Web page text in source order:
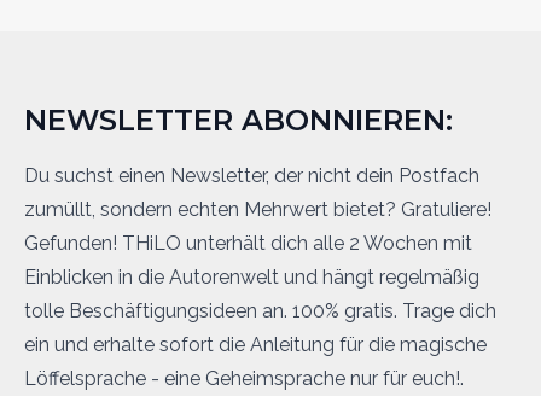
NEWSLETTER ABONNIEREN:
Du suchst einen Newsletter, der nicht dein Postfach
zumüllt, sondern echten Mehrwert bietet? Gratuliere!
Gefunden! THiLO unterhält dich alle 2 Wochen mit
Einblicken in die Autorenwelt und hängt regelmäßig
tolle Beschäftigungsideen an. 100% gratis. Trage dich
ein und erhalte sofort die Anleitung für die magische
Löffelsprache - eine Geheimsprache nur für euch!.